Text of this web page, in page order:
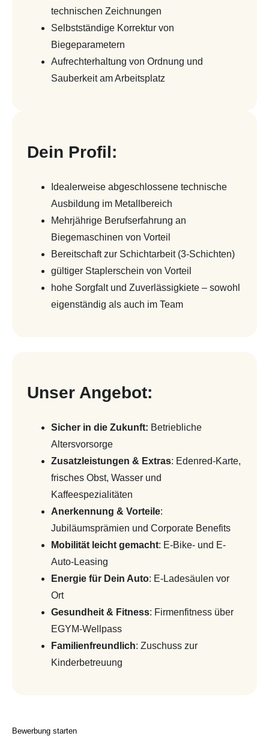
technischen Zeichnungen
Selbstständige Korrektur von
Biegeparametern
Aufrechterhaltung von Ordnung und
Sauberkeit am Arbeitsplatz
Dein Profil:
Idealerweise abgeschlossene technische
Ausbildung im Metallbereich
Mehrjährige Berufserfahrung an
Biegemaschinen von Vorteil
Bereitschaft zur Schichtarbeit (3-Schichten)
gültiger Staplerschein von Vorteil
hohe Sorgfalt und Zuverlässigkiete – sowohl
eigenständig als auch im Team
Unser Angebot:
Sicher in die Zukunft: Betriebliche
Altersvorsorge
Zusatzleistungen & Extras: Edenred-Karte,
frisches Obst, Wasser und
Kaffeespezialitäten
Anerkennung & Vorteile:
Jubiläumsprämien und Corporate Benefits
Mobilität leicht gemacht: E-Bike- und E-
Auto-Leasing
Energie für Dein Auto: E-Ladesäulen vor
Ort
Gesundheit & Fitness: Firmenfitness über
EGYM-Wellpass
Familienfreundlich: Zuschuss zur
Kinderbetreuung
Bewerbung starten